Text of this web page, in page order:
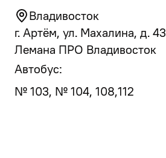
Владивосток
г. Артём, ул. Махалина, д. 43
Лемана ПРО Владивосток
Автобус:
№ 103, № 104, 108,112